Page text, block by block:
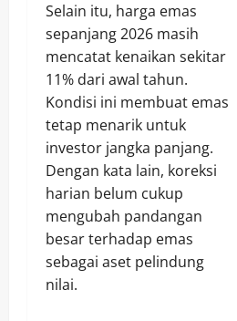
Selain itu, harga emas
sepanjang 2026 masih
mencatat kenaikan sekitar
11% dari awal tahun.
Kondisi ini membuat emas
tetap menarik untuk
investor jangka panjang.
Dengan kata lain, koreksi
harian belum cukup
mengubah pandangan
besar terhadap emas
sebagai aset pelindung
nilai.